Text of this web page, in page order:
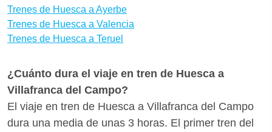
Villafranca del Campo desde Huesca? Con
Wanderio puedes comparar trenes, y escoger la
mejor opción para ti en pocos clics.
Trenes de Huesca a Ayerbe
Trenes de Huesca a Valencia
Trenes de Huesca a Teruel
¿Cuánto dura el viaje en tren de Huesca a
Villafranca del Campo?
El viaje en tren de Huesca a Villafranca del Campo
dura una media de unas 3 horas. El primer tren del